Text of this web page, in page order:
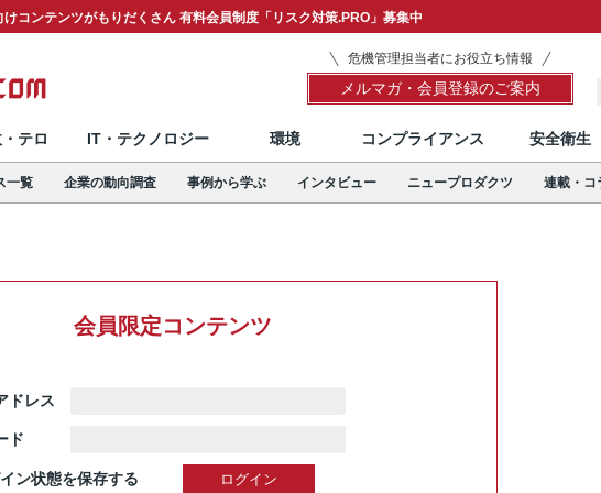
コンテンツがもりだくさん 有料会員制度「リスク対策.PRO」募集中
危機管理担当者にお役立ち情報
メルマガ・会員登録のご案内
テロ IT・テクノロジー 環境 コンプライアンス 安全衛生
一覧 企業の動向調査 事例から学ぶ インタビュー ニュープロダクツ 連載・コ
会員限定コンテンツ
ドレス
ード
ン状態を保存する